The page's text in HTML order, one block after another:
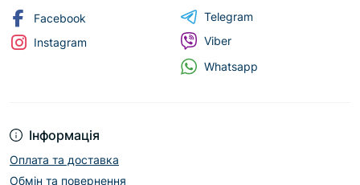
Інформація
Оплата та доставка
Обмін та повернення
Facebook
Instagram
Telegram
Viber
Whatsapp